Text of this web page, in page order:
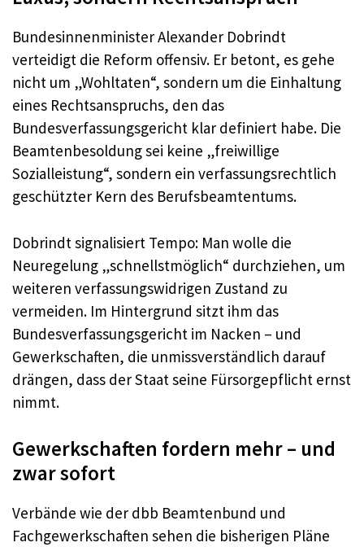
Bundesinnenminister Alexander Dobrindt
verteidigt die Reform offensiv. Er betont, es gehe
nicht um „Wohltaten“, sondern um die Einhaltung
eines Rechtsanspruchs, den das
Bundesverfassungsgericht klar definiert habe. Die
Beamtenbesoldung sei keine „freiwillige
Sozialleistung“, sondern ein verfassungsrechtlich
geschützter Kern des Berufsbeamtentums.
Dobrindt signalisiert Tempo: Man wolle die
Neuregelung „schnellstmöglich“ durchziehen, um
weiteren verfassungswidrigen Zustand zu
vermeiden. Im Hintergrund sitzt ihm das
Bundesverfassungsgericht im Nacken – und
Gewerkschaften, die unmissverständlich darauf
drängen, dass der Staat seine Fürsorgepflicht ernst
nimmt.
Gewerkschaften fordern mehr – und
zwar sofort
Verbände wie der dbb Beamtenbund und
Fachgewerkschaften sehen die bisherigen Pläne